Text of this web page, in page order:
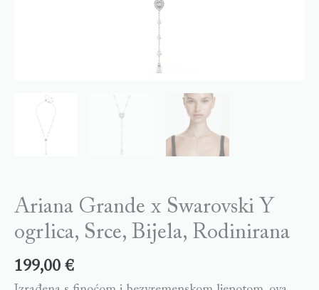
Ariana Grande x Swarovski Y
ogrlica, Srce, Bijela, Rodinirana
199,00 €